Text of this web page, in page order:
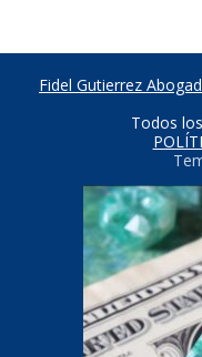
Fidel Gutierrez
Todos